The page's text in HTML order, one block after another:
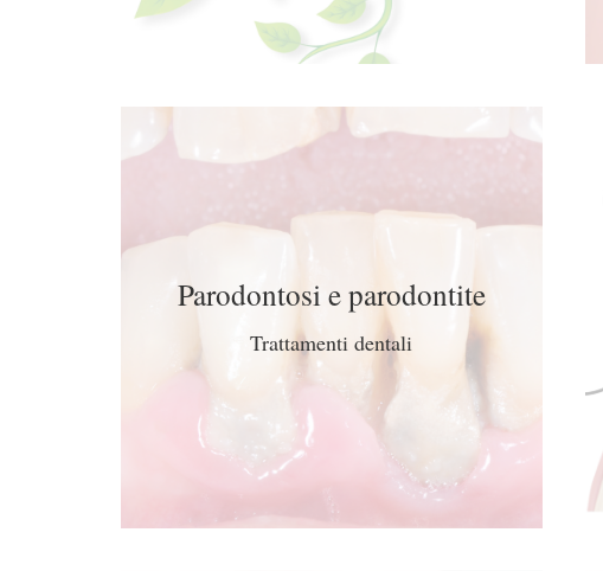
Parodontosi e parodontite
Trattamenti dentali